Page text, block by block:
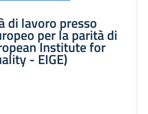
di lavoro presso
per la parità di
Institute for
- EIGE)